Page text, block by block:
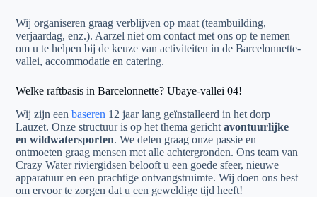
Wij organiseren graag verblijven op maat (teambuilding,
verjaardag, enz.). Aarzel niet om contact met ons op te nemen
om u te helpen bij de keuze van activiteiten in de Barcelonnette-
vallei, accommodatie en catering.
Welke raftbasis in Barcelonnette? Ubaye-vallei 04!
Wij zijn eenbaseren 12 jaar lang geïnstalleerd in het dorp
Lauzet. Onze structuur is op het thema gerichtavontuurlijke
en wildwatersporten. We delen graag onze passie en
ontmoeten graag mensen met alle achtergronden. Ons team van
Crazy Water riviergidsen belooft u een goede sfeer, nieuwe
apparatuur en een prachtige ontvangstruimte. Wij doen ons best
om ervoor te zorgen dat u een geweldige tijd heeft!